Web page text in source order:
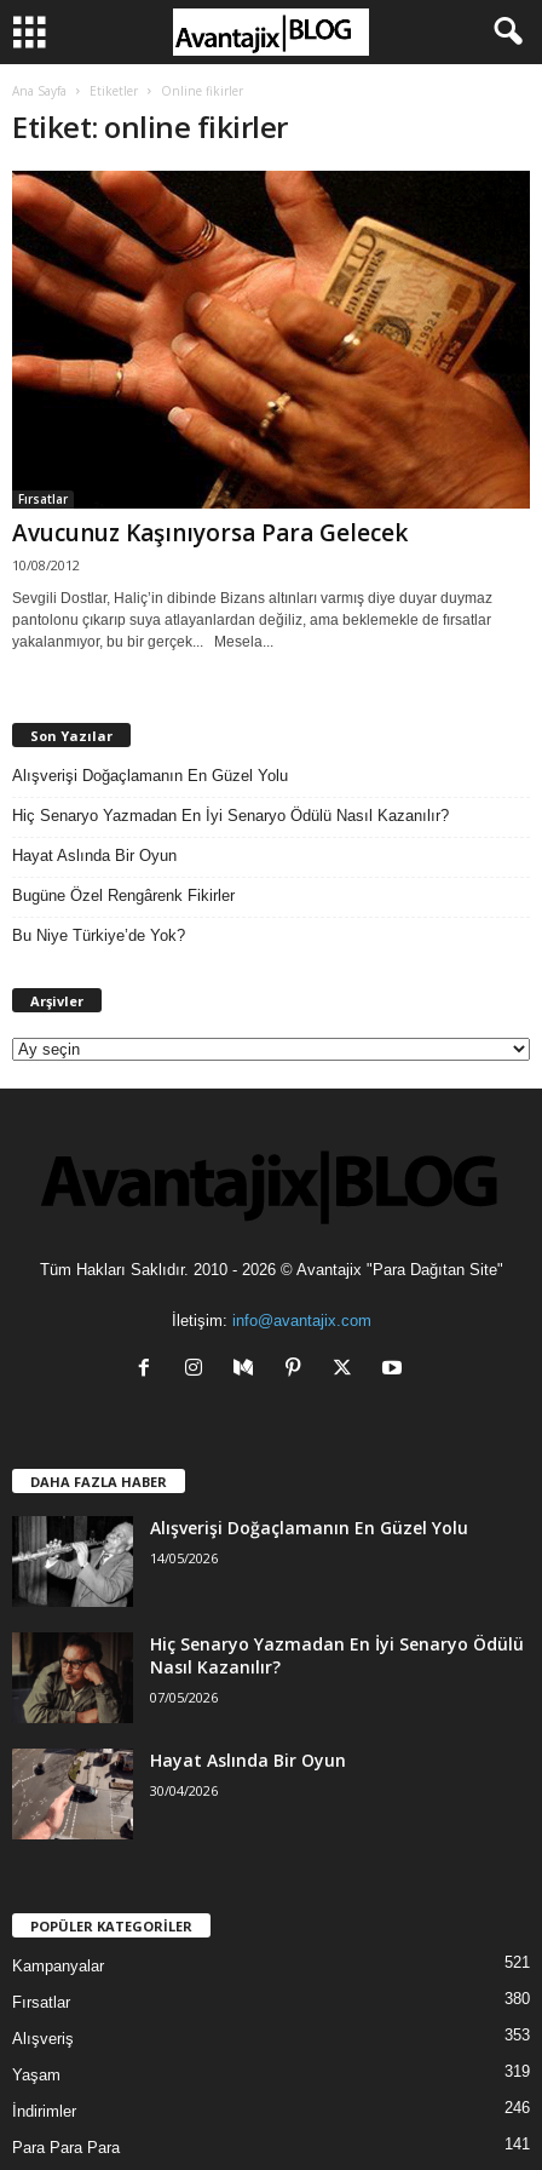
Ana Sayfa Etiketler Online fikirler
Etiket: online fikirler
Fırsatlar
Avucunuz Kaşınıyorsa Para Gelecek
10/08/2012
Sevgili Dostlar, Haliç’in dibinde Bizans altınları varmış diye duyar duymaz
pantolonu çıkarıp suya atlayanlardan değiliz, ama beklemekle de fırsatlar
yakalanmıyor, bu bir gerçek... Mesela...
Son Yazılar
Alışverişi Doğaçlamanın En Güzel Yolu
Hiç Senaryo Yazmadan En İyi Senaryo Ödülü Nasıl Kazanılır?
Hayat Aslında Bir Oyun
Bugüne Özel Rengârenk Fikirler
Bu Niye Türkiye’de Yok?
Arşivler
Tüm Hakları Saklıdır. 2010 - 2026 © Avantajix "Para Dağıtan Site"
İletişim: info@avantajix.com
DAHA FAZLA HABER
Alışverişi Doğaçlamanın En Güzel Yolu
14/05/2026
Hiç Senaryo Yazmadan En İyi Senaryo Ödülü
Nasıl Kazanılır?
07/05/2026
Hayat Aslında Bir Oyun
30/04/2026
POPÜLER KATEGORİLER
Kampanyalar 521
Fırsatlar 380
Alışveriş 353
Yaşam 319
İndirimler 246
Para Para Para 141